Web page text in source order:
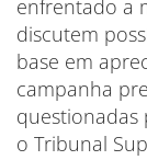
enfrentado a
discutem
base em
campanha
questionadas
o Tribunal